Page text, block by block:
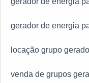
gerador de energia
locação grupo
venda de grupos